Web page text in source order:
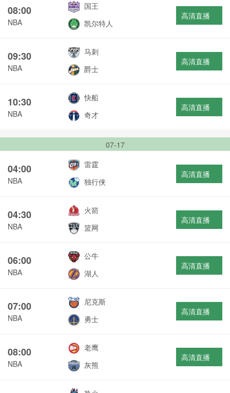
08:00
NBA
国王
凯尔特人
高清直播
09:30
NBA
马刺
爵士
高清直播
10:30
NBA
快船
奇才
高清直播
07-17
04:00
NBA
雷霆
独行侠
高清直播
04:30
NBA
火箭
篮网
高清直播
06:00
NBA
公牛
湖人
高清直播
07:00
NBA
尼克斯
勇士
高清直播
08:00
NBA
老鹰
灰熊
高清直播